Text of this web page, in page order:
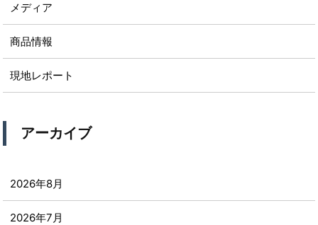
メディア
商品情報
現地レポート
アーカイブ
2026年8月
2026年7月